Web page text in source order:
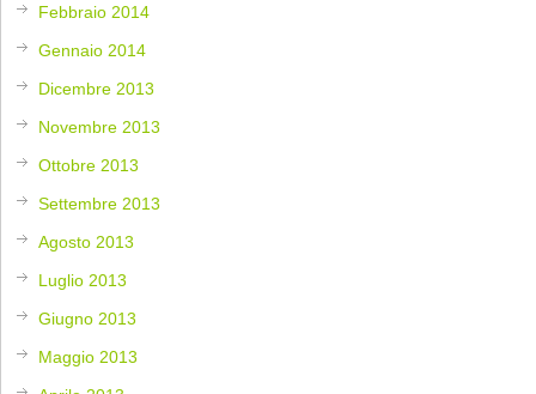
Febbraio 2014
Gennaio 2014
Dicembre 2013
Novembre 2013
Ottobre 2013
Settembre 2013
Agosto 2013
Luglio 2013
Giugno 2013
Maggio 2013